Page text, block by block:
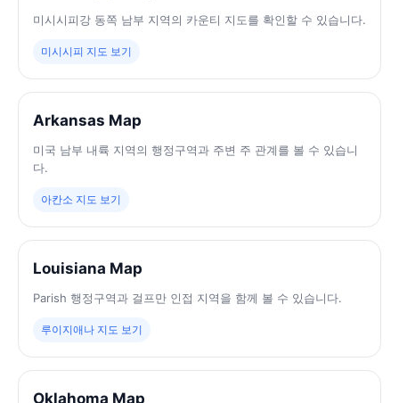
미시시피강 동쪽 남부 지역의 카운티 지도를 확인할 수 있습니다.
미시시피 지도 보기
Arkansas Map
미국 남부 내륙 지역의 행정구역과 주변 주 관계를 볼 수 있습니
다.
아칸소 지도 보기
Louisiana Map
Parish 행정구역과 걸프만 인접 지역을 함께 볼 수 있습니다.
루이지애나 지도 보기
Oklahoma Map